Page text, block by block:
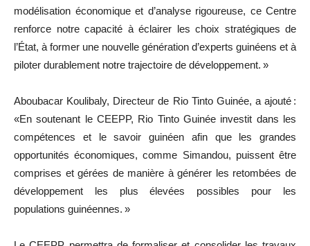
modélisation économique et d’analyse rigoureuse, ce Centre
renforce notre capacité à éclairer les choix stratégiques de
l’État, à former une nouvelle génération d’experts guinéens et à
piloter durablement notre trajectoire de développement. »
Aboubacar Koulibaly, Directeur de Rio Tinto Guinée, a ajouté :
«En soutenant le CEEPP, Rio Tinto Guinée investit dans les
compétences et le savoir guinéen afin que les grandes
opportunités économiques, comme Simandou, puissent être
comprises et gérées de manière à générer les retombées de
développement les plus élevées possibles pour les
populations guinéennes. »